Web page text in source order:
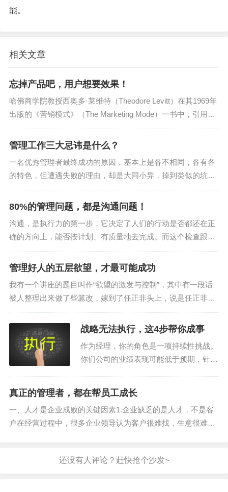
能。
相关文章
忘掉产品吧，用户想要效果！
哈佛商学院教授西奥多·莱维特（Theodore Levitt）在其1969年
出版的《营销模式》（The Marketing Mode）一书中，引用了
一位名叫利奥·麦吉维纳（Leo McGivena）的...
管理工作三大忌讳是什么？
一名优秀管理者最终成功的原因，基本上是各不相同，各有各
的特色，但遭遇失败的理由，却是大同小异，掉到类似的坑里
去了。借用托尔斯泰的风格来描述就是，“成功的管理者各有各
的不同，失败的管理者却是差不多的。”...
80%的管理问题，都是沟通问题！
沟通，是执行力的第一步，它决定了人们的行动是否都还在正
确的方向上，能否按计划、有质量地去完成。而这个检查跟进
就是要通过高效的会议沟通才能完成。具体地说，就是要开好
会。如何开好会？我们先从几个沟通的基本...
管理好人的五层欲望，才最可能成功
我有一个讲座的题目叫作“欲望的激发与控制”，其中有一段话
被人整理出来做了些篡改，嫁到了任正非头上，说是任正非的
内部讲话，结果流传很广。其实有些说法任正非不见得认同。
这段话的完整版是这样的：我们经常听到...
战略无法执行，这4步帮你成事
作为经理，你的角色是一项持续性挑战。
你们公司的业绩表现可能低于预期，针对
你们是否应该马上抓住。你的公司需要变
革，但从何入手？从你...
真正的管理者，都在帮员工成长
一、人才是企业成败的关键因素1.企业缺乏的是人才，不是客
户在经营过程中，很多企业领导认为客户很难找，生意很难